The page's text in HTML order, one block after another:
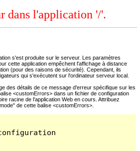
dans l'application '/'.
s'est produite sur le serveur. Les paramètres
cette application empêchent l'affichage à distance
(pour des raisons de sécurité). Cependant, ils
qui s'exécutent sur l'ordinateur serveur local.
des détails de ce message d'erreur spécifique sur les
<customErrors> dans un fichier de configuration
racine de l'application Web en cours. Attribuez
de cette balise <customErrors>.